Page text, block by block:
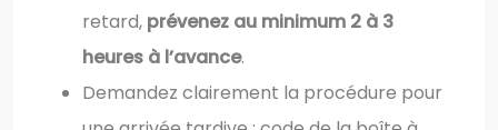
retard, prévenez au minimum 2 à 3
heures à l’avance.
Demandez clairement la procédure pour